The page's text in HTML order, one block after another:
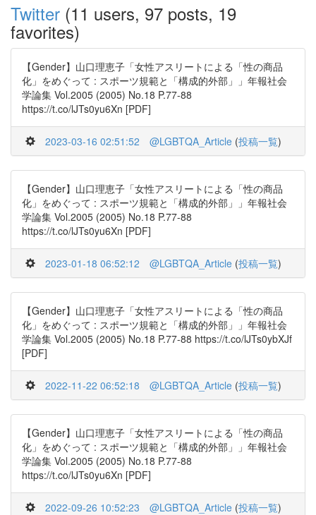
Twitter (11 users, 97 posts, 19
favorites)
【Gender】山口理恵子「女性アスリートによる「性の商品
化」をめぐって : スポーツ規範と「構成的外部」」年報社会
学論集 Vol.2005 (2005) No.18 P.77-88
https://t.co/lJTs0yu6Xn [PDF]
2023-03-16 02:51:52 @LGBTQA_Article (投稿一覧)
【Gender】山口理恵子「女性アスリートによる「性の商品
化」をめぐって : スポーツ規範と「構成的外部」」年報社会
学論集 Vol.2005 (2005) No.18 P.77-88
https://t.co/lJTs0yu6Xn [PDF]
2023-01-18 06:52:12 @LGBTQA_Article (投稿一覧)
【Gender】山口理恵子「女性アスリートによる「性の商品
化」をめぐって : スポーツ規範と「構成的外部」」年報社会
学論集 Vol.2005 (2005) No.18 P.77-88 https://t.co/lJTs0ybXJf
[PDF]
2022-11-22 06:52:18 @LGBTQA_Article (投稿一覧)
【Gender】山口理恵子「女性アスリートによる「性の商品
化」をめぐって : スポーツ規範と「構成的外部」」年報社会
学論集 Vol.2005 (2005) No.18 P.77-88
https://t.co/lJTs0yu6Xn [PDF]
2022-09-26 10:52:23 @LGBTQA_Article (投稿一覧)